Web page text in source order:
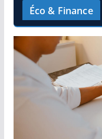
Éco & Finance